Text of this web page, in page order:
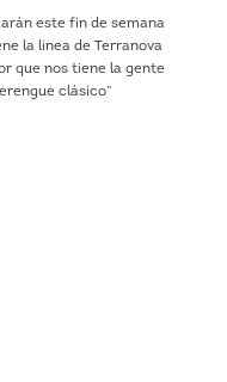
este fin de semana
la linea de Terranova
que nos tiene la gente
clásico”